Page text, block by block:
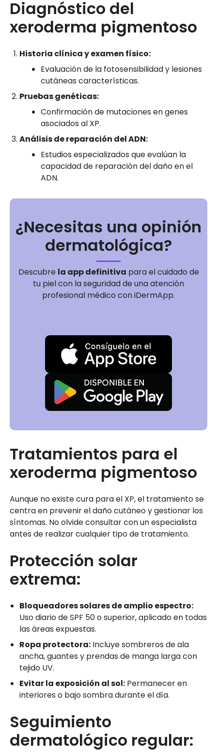
Diagnóstico del
xeroderma pigmentoso
Historia clínica y examen físico:
Evaluación de la fotosensibilidad y lesiones
cutáneas características.
Pruebas genéticas:
Confirmación de mutaciones en genes
asociados al XP.
Análisis de reparación del ADN:
Estudios especializados que evalúan la
capacidad de reparación del daño en el
ADN.
¿Necesitas una opinión
dermatológica?
Descubre la app definitiva para el cuidado de
tu piel con la seguridad de una atención
profesional médico con iDermApp.
Tratamientos para el
xeroderma pigmentoso
Aunque no existe cura para el XP, el tratamiento se
centra en prevenir el daño cutáneo y gestionar los
síntomas. No olvide consultar con un especialista
antes de realizar cualquier tipo de tratamiento.
Protección solar
extrema:
Bloqueadores solares de amplio espectro:
Uso diario de SPF 50 o superior, aplicado en todas
las áreas expuestas.
Ropa protectora: Incluye sombreros de ala
ancha, guantes y prendas de manga larga con
tejido UV.
Evitar la exposición al sol: Permanecer en
interiores o bajo sombra durante el día.
Seguimiento
dermatológico regular: